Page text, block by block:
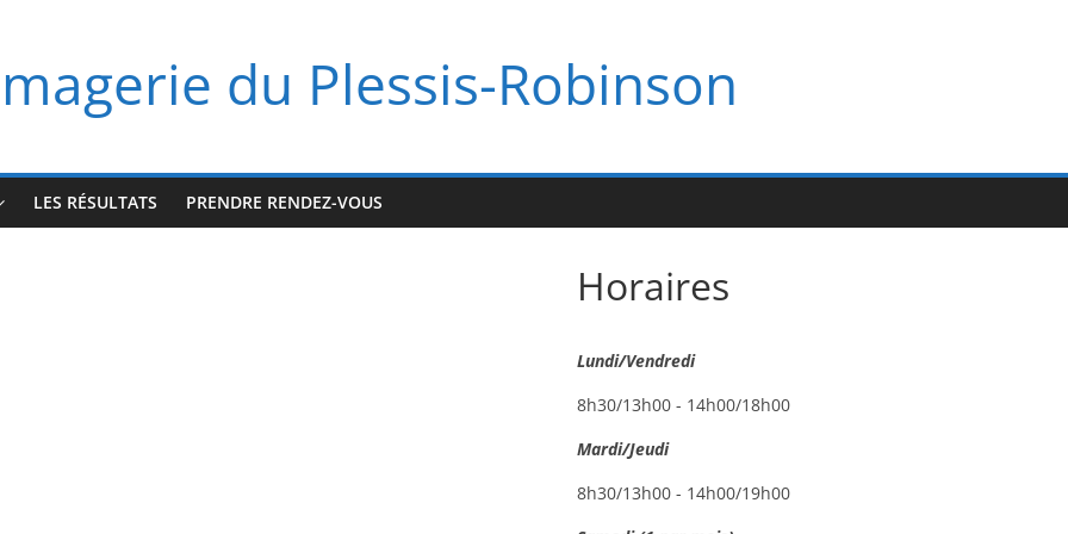
du Plessis-Robinson
LES RÉSULTATS PRENDRE RENDEZ-VOUS
Horaires
Lundi/Vendredi
8h30/13h00 - 14h00/18h00
Mardi/Jeudi
8h30/13h00 - 14h00/19h00